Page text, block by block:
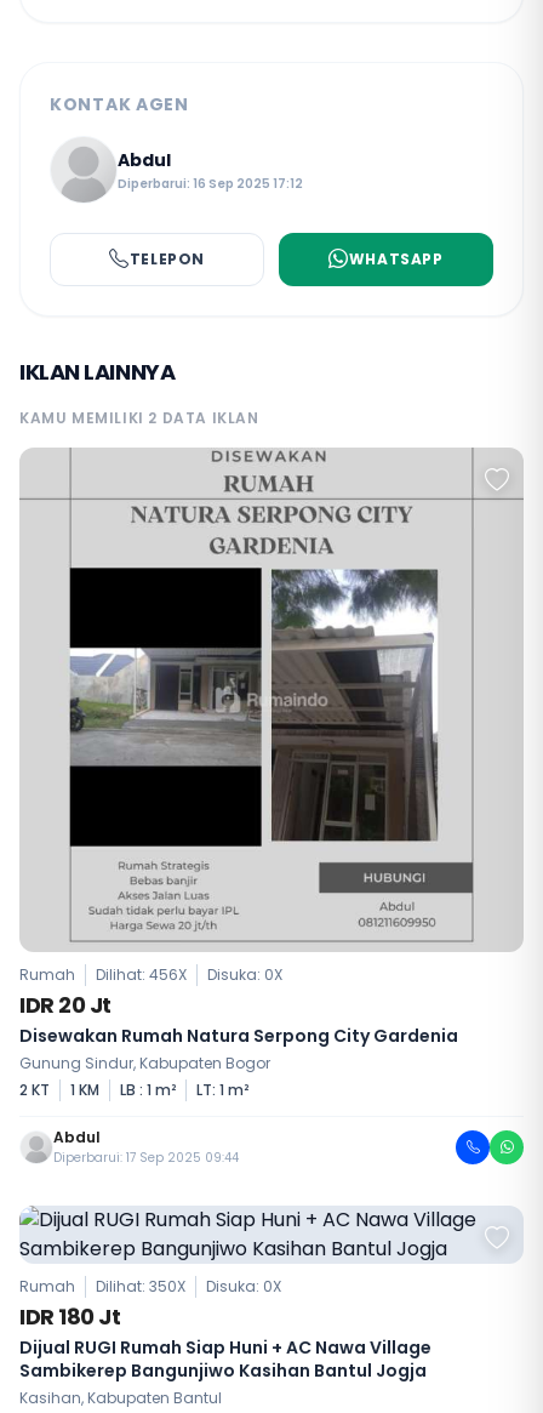
KONTAK AGEN
Abdul
Diperbarui: 16 Sep 2025 17:12
TELEPON WHATSAPP
IKLAN LAINNYA
KAMU MEMILIKI 2 DATA IKLAN
Rumah Dilihat: 456X Disuka: 0X
IDR 20 Jt
Disewakan Rumah Natura Serpong City Gardenia
Gunung Sindur, Kabupaten Bogor
2 KT
1 KM LB : 1 m² LT: 1 m²
Abdul
Diperbarui: 17 Sep 2025 09:44
Rumah Dilihat: 350X Disuka: 0X
IDR 180 Jt
Dijual RUGI Rumah Siap Huni + AC Nawa Village
Sambikerep Bangunjiwo Kasihan Bantul Jogja
Kasihan, Kabupaten Bantul